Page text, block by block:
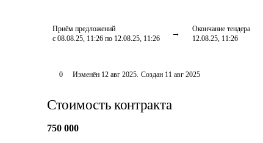
Приём предложений
с 08.08.25, 11:26 по 12.08.25, 11:26
Окончание тендера
12.08.25, 11:26
0 Изменён 12 авг 2025. Создан 11 авг 2025
Стоимость контракта
750 000